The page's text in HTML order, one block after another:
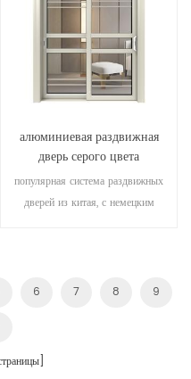
алюминиевая раздвижная
дверь серого цвета
популярная система раздвижных
дверей из китая, с немецким
6 7 8 9